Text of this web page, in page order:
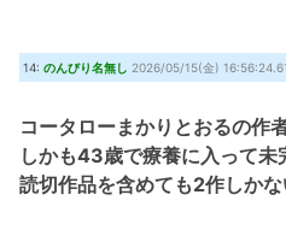
14: のんびり名無し 2026/05/15(金)
コータローまかりとおるの作
しかも43歳で療養に入って未
読切作品を含めても2作しか